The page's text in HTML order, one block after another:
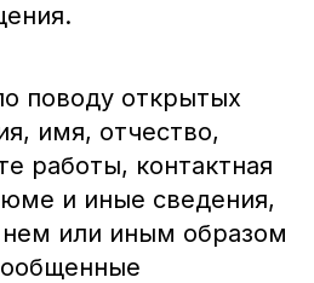
поводу открытых
имя, отчество,
работы, контактная
и иные сведения,
или иным образом